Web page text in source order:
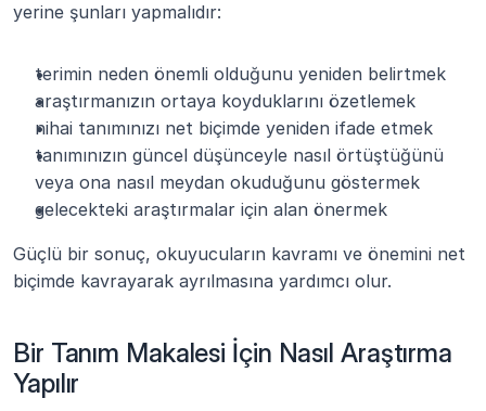
yerine şunları yapmalıdır:
terimin neden önemli olduğunu yeniden belirtmek
araştırmanızın ortaya koyduklarını özetlemek
nihai tanımınızı net biçimde yeniden ifade etmek
tanımınızın güncel düşünceyle nasıl örtüştüğünü
veya ona nasıl meydan okuduğunu göstermek
gelecekteki araştırmalar için alan önermek
Güçlü bir sonuç, okuyucuların kavramı ve önemini net
biçimde kavrayarak ayrılmasına yardımcı olur.
Bir Tanım Makalesi İçin Nasıl Araştırma
Yapılır